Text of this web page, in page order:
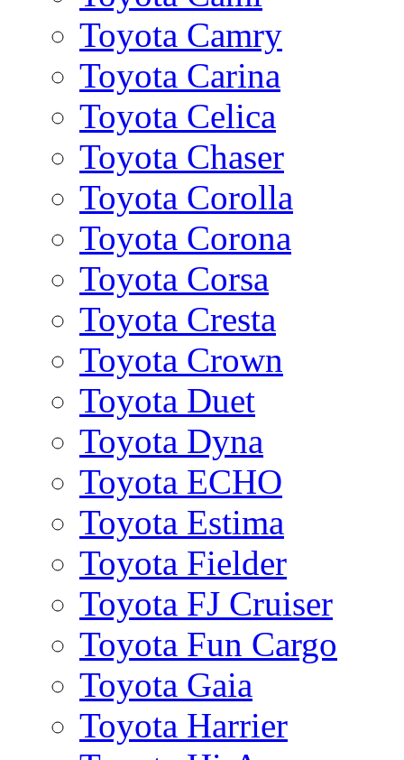
Toyota Camry
Toyota Carina
Toyota Celica
Toyota Chaser
Toyota Corolla
Toyota Corona
Toyota Corsa
Toyota Cresta
Toyota Crown
Toyota Duet
Toyota Dyna
Toyota ECHO
Toyota Estima
Toyota Fielder
Toyota FJ Cruiser
Toyota Fun Cargo
Toyota Gaia
Toyota Harrier